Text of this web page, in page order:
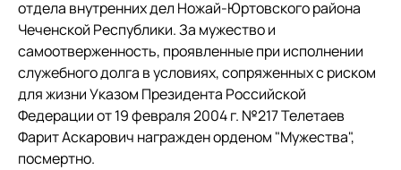
отдела внутренних дел Ножай-Юртовского района
Чеченской Республики.За мужество и
самоотверженность, проявленные при исполнении
служебного долга в условиях, сопряженных с риском
для жизни Указом Президента Российской
Федерации от 19 февраля 2004 г. №217 Телетаев
Фарит Аскарович награжден орденом "Мужества",
посмертно.